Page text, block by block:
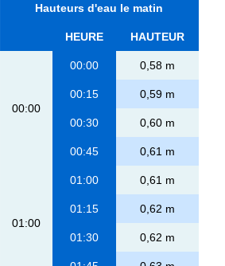
Hauteurs d'eau le matin
HEURE HAUTEUR
00:00
00:00 0,58 m
00:15 0,59 m
00:30 0,60 m
00:45 0,61 m
01:00
01:00 0,61 m
01:15 0,62 m
01:30 0,62 m